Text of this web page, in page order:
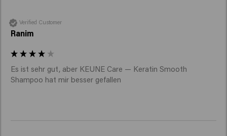
Verified Customer
Ranim
Es ist sehr gut, aber KEUNE Care — Keratin Smooth
Shampoo hat mir besser gefallen